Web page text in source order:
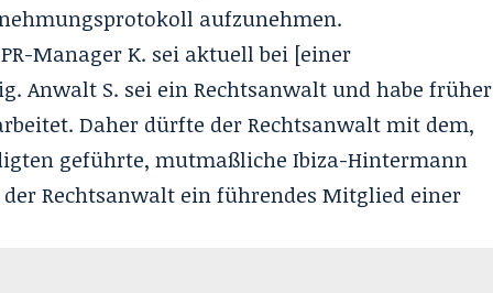
aufzunehmen.
Manager K. sei aktuell bei [einer
Anwalt S. sei ein Rechtsanwalt und habe früher
Daher dürfte der Rechtsanwalt mit dem,
geführte, mutmaßliche Ibiza-Hintermann
Rechtsanwalt ein führendes Mitglied einer